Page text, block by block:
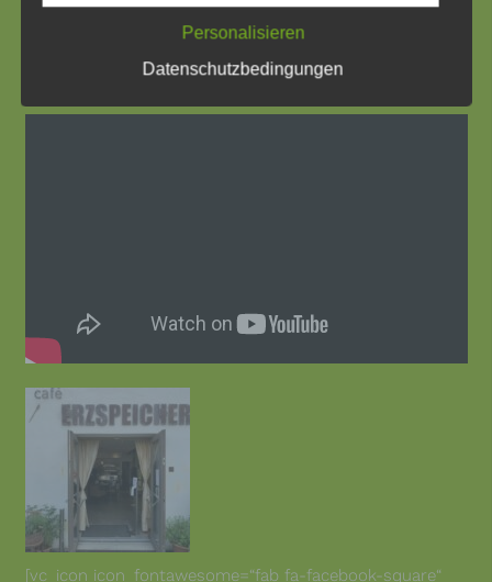
[vc_icon icon_fontawesome=“fab fa-facebook-square“
Personalisieren
Datenschutzbedingungen